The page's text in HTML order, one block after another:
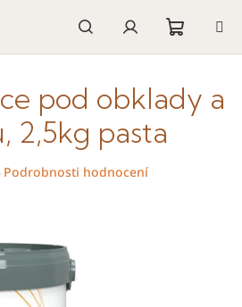
HledatPřihlášení
košík
pod obklady a
2,5kg pasta
Podrobnosti hodnocení